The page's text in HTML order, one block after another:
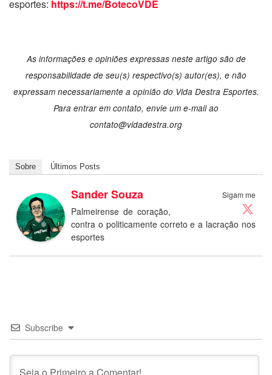
esportes: https://t.me/BotecoVDE
As informações e opiniões expressas neste artigo são de
responsabilidade de seu(s) respectivo(s) autor(es), e não
expressam necessariamente a opinião do Vida Destra Esportes.
Para entrar em contato, envie um e-mail ao
contato@vidadestra.org
Sobre Últimos Posts
Sigam me
Sander Souza
Palmeirense de coração,
contra o politicamente correto e a lacração nos
esportes
Subscribe